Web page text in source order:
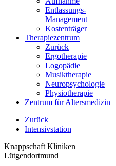
Entlassungs-
Management
Kostenträger
Therapiezentrum
Zurück
Ergotherapie
Logopädie
Musiktherapie
Neuropsychologie
Physiotherapie
Zentrum für Altersmedizin
Zurück
Intensivstation
Knappschaft Kliniken
Lütgendortmund